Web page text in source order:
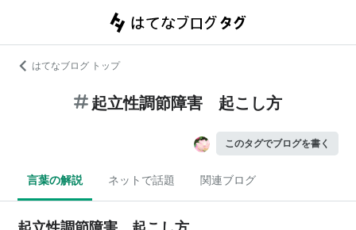
はてなブログ トップ
起立性調節障害 起こし方
このタグでブログを書く
言葉の解説 ネットで話題 関連ブログ